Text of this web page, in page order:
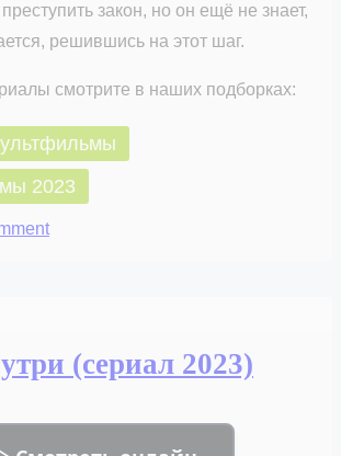
закон, но он ещё не знает,
решившись на этот шаг.
смотрите в наших подборках:
2023
on
2023)(сериал 2023)